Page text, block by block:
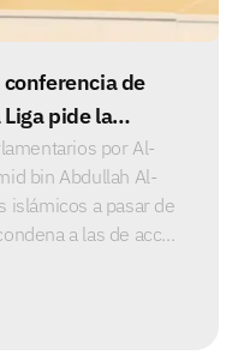
de
pide la
a Gaza
por Al-
bin Abdullah Al-
islámicos a pasar de
a las de acc...